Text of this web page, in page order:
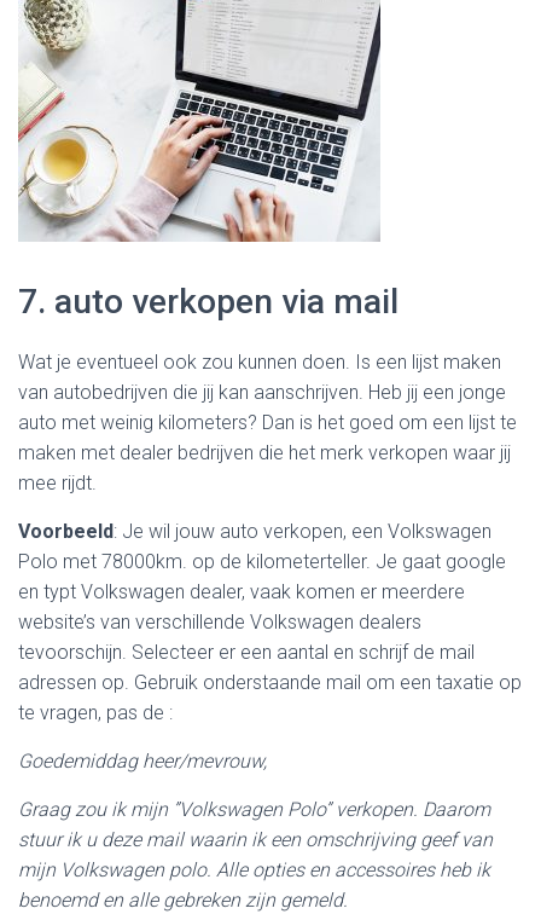
7. auto verkopen via mail
Wat je eventueel ook zou kunnen doen. Is een lijst maken
van autobedrijven die jij kan aanschrijven. Heb jij een jonge
auto met weinig kilometers? Dan is het goed om een lijst te
maken met dealer bedrijven die het merk verkopen waar jij
mee rijdt.
Voorbeeld: Je wil jouw auto verkopen, een Volkswagen
Polo met 78000km. op de kilometerteller. Je gaat google
en typt Volkswagen dealer, vaak komen er meerdere
website’s van verschillende Volkswagen dealers
tevoorschijn. Selecteer er een aantal en schrijf de mail
adressen op. Gebruik onderstaande mail om een taxatie op
te vragen, pas de :
Goedemiddag heer/mevrouw,
Graag zou ik mijn ”Volkswagen Polo” verkopen. Daarom
stuur ik u deze mail waarin ik een omschrijving geef van
mijn Volkswagen polo. Alle opties en accessoires heb ik
benoemd en alle gebreken zijn gemeld.